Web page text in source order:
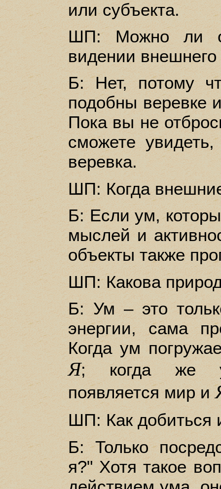
или субъекта.
ШП: Можно ли
видении
Б: Нет, потому
подобны веревке
Пока вы не
сможете
веревка.
ШП: Когда
Б: Если ум,
мыслей и
объекты также
ШП: Какова
Б: Ум – это
энергии, сама
Когда ум
Я; когда же
появляется мир и
ШП: Как добиться
Б: Только
я?" Хотя такое